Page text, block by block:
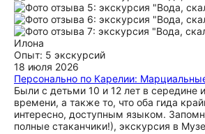
Илона
Опыт: 5 экскурсий
18 июля 2026
Персонально по Карелии:
Были с детьми 10 и 12 лет в середине
времени, а также то, что оба гида
интересно, доступным языком.
полные стаканчики!), экскурсия в